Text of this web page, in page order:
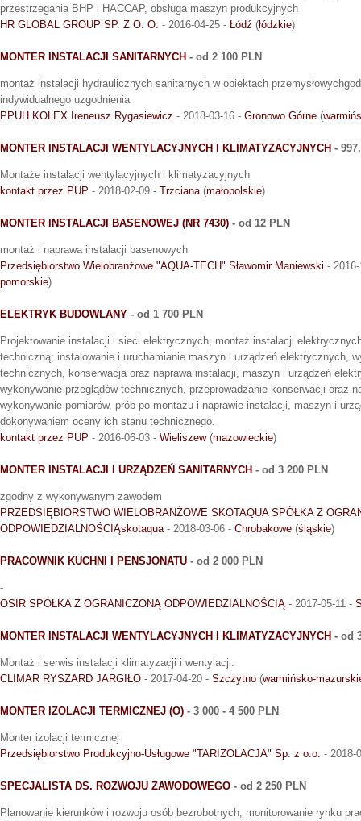
przestrzegania BHP i HACCAP, obsługa maszyn produkcyjnych
HR GLOBAL GROUP SP. Z O. O. - 2016-04-25 - Łódź (łódzkie)
MONTER INSTALACJI SANITARNYCH - od 2 100 PLN
montaż instalacji hydraulicznych sanitarnych w obiektach
indywidualnego uzgodnienia
PPUH KOLEX Ireneusz Rygasiewicz - 2018-03-16 - Gronowo Górne (
MONTER INSTALACJI WENTYLACYJNYCH I KLIMATYZACYJNYCH -
Montaże instalacji wentylacyjnych i klimatyzacyjnych
kontakt przez PUP - 2018-02-09 - Trzciana (małopolskie)
MONTER INSTALACJI BASENOWEJ (NR 7430) - od 12 PLN
montaż i naprawa instalacji basenowych
Przedsiębiorstwo Wielobranżowe "AQUA-TECH" Sławomir Maniewski -
pomorskie)
ELEKTRYK BUDOWLANY - od 1 700 PLN
Projektowanie instalacji i sieci elektrycznych, montaż instalacji
techniczną; instalowanie i uruchamianie maszyn i urządzeń elektrycznych,
technicznych, konserwacja oraz naprawa instalacji, maszyn i urządzeń
wykonywanie przeglądów technicznych, przeprowadzanie konserwacji oraz
wykonywanie pomiarów, prób po montażu i naprawie instalacji, maszyn i
dokonywaniem oceny ich stanu technicznego.
kontakt przez PUP - 2016-06-03 - Wieliszew(mazowieckie)
MONTER INSTALACJI I URZĄDZEŃ SANITARNYCH - od 3 200 PLN
zgodny z wykonywanym zawodem
PRZEDSIĘBIORSTWO WIELOBRANŻOWE SKOTAQUA SPÓŁKA Z
ODPOWIEDZIALNOŚCIĄskotaqua - 2018-03-06 - Chrobakowe (śląskie)
PRACOWNIK KUCHNI I PENSJONATU - od 2 000 PLN
-
OSIR SPÓŁKA Z OGRANICZONĄ ODPOWIEDZIALNOŚCIĄ - 2017-05-11 -
MONTER INSTALACJI WENTYLACYJNYCH I KLIMATYZACYJNYCH - od
Montaż i serwis instalacji klimatyzacji i wentylacji.
CLIMAR RYSZARD JARGIŁO - 2017-04-20 - Szczytno (warmińsko-
MONTER IZOLACJI TERMICZNEJ (O) - 3 000 - 4 500 PLN
Monter izolacji termicznej
Przedsiębiorstwo Produkcyjno-Usługowe "TARIZOLACJA" Sp. z o.o. - 2018-
SPECJALISTA DS. ROZWOJU ZAWODOWEGO - od 2 250 PLN
Planowanie kierunków i rozwoju osób bezrobotnych, monitorowanie rynku